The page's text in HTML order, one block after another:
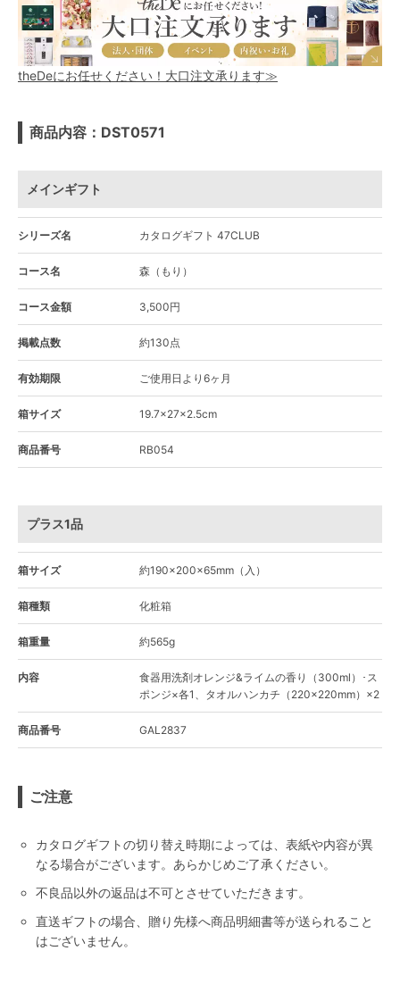
theDeにお任せください！大口注文承ります≫
商品内容：DST0571
メインギフト
シリーズ名 カタログギフト 47CLUB
コース名 森（もり）
コース金額 3,500円
掲載点数 約130点
有効期限 ご使用日より6ヶ月
箱サイズ 19.7×27×2.5cm
商品番号 RB054
プラス1品
箱サイズ 約190×200×65mm（入）
箱種類 化粧箱
箱重量 約565g
内容
食器用洗剤オレンジ&ライムの香り（300ml）･ス
ポンジ×各1、タオルハンカチ（220×220mm）×2
商品番号 GAL2837
ご注意
カタログギフトの切り替え時期によっては、表紙や内容が異
なる場合がございます。あらかじめご了承ください。
不良品以外の返品は不可とさせていただきます。
直送ギフトの場合、贈り先様へ商品明細書等が送られること
はございません。